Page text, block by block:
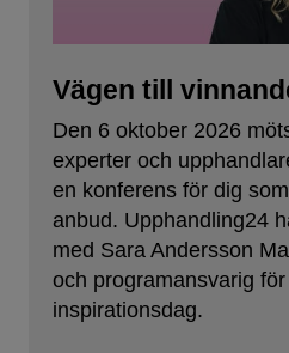
Vägen till
Den 6 oktober 2026
experter och
en konferens för dig
anbud. Upphandling24
med Sara Andersson
och programansvarig
inspirationsdag.